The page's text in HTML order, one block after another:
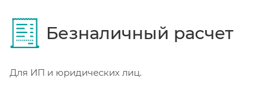
Безналичный расчет
Для ИП и юридических лиц.